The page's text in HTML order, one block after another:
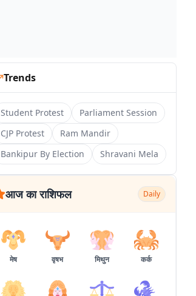
Trends
Student Protest
Parliament Session
CJP Protest
Ram Mandir
Bankipur By Election
Shravani Mela
आज का राशिफल Daily
मेष वृषभ मिथुन कर्क